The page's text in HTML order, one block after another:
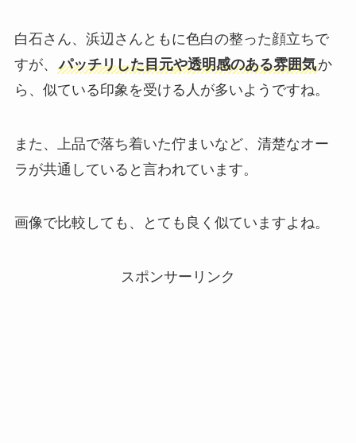
白石さん、浜辺さんともに色白の整った顔立ちで
すが、 パッチリした目元や透明感のある雰囲気か
ら、似ている印象を受ける人が多いようですね。
また、上品で落ち着いた佇まいなど、清楚なオー
ラが共通していると言われています。
画像で比較しても、とても良く似ていますよね。
スポンサーリンク